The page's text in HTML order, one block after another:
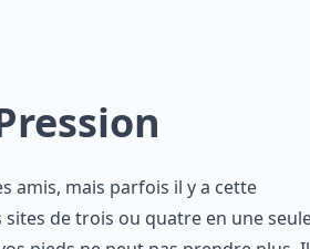
amis, mais parfois il y a cette
de trois ou quatre en une